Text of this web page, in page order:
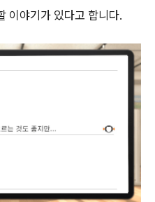
이야기가 있다고 합니다.